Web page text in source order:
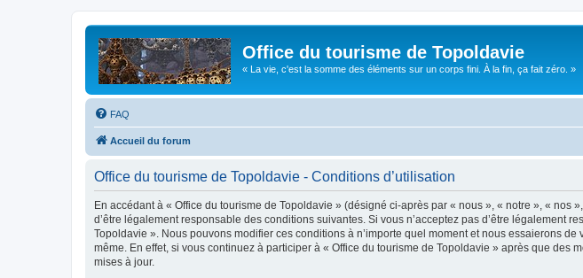
Office du tourisme de Topoldavie
« La vie, c'est la somme des éléments sur un corps fini. À la fin, ça fait zéro. »
FAQ
Accueil du forum
Office du tourisme de Topoldavie - Conditions d’utilisation
En accédant à « Office du tourisme de Topoldavie » (désigné ci-après par « nous », « notre », «
d’être légalement responsable des conditions suivantes. Si vous n’acceptez pas d’être
Topoldavie ». Nous pouvons modifier ces conditions à n’importe quel moment et nous essaierons
même. En effet, si vous continuez à participer à « Office du tourisme de Topoldavie » après que
mises à jour.